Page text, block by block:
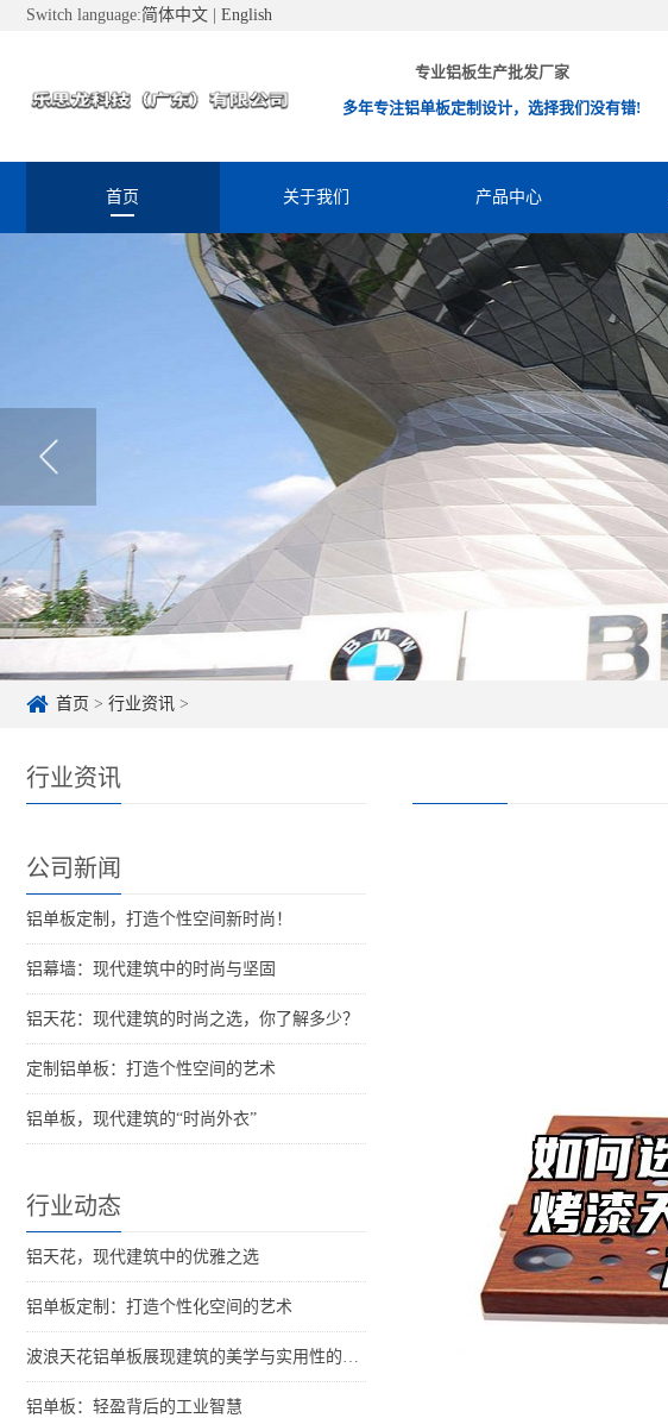
Switch language:简体中文 English
专业铝板生产批发厂家
多年专注铝单板定制设计，选择我们没有错!
首页 关于我们 产品中心
首页 > 行业资讯 >
行业资讯
公司新闻
铝单板定制，打造个性空间新时尚！
铝幕墙：现代建筑中的时尚与坚固
铝天花：现代建筑的时尚之选，你了解多少？
定制铝单板：打造个性空间的艺术
铝单板，现代建筑的“时尚外衣”
行业动态
铝天花，现代建筑中的优雅之选
铝单板定制：打造个性化空间的艺术
波浪天花铝单板展现建筑的美学与实用性的完美结合
铝单板：轻盈背后的工业智慧